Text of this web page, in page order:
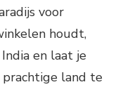
voor
houdt,
en laat je
land te